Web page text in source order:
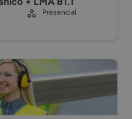
Presencial